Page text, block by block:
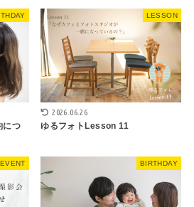
につ
LESSON
2026.06.26
ゆるフォトLesson 11
EVENT BIRTHDAY